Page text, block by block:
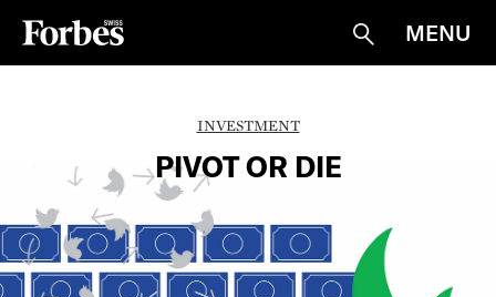
Suche
MENU
INVESTMENT
PIVOT OR DIE